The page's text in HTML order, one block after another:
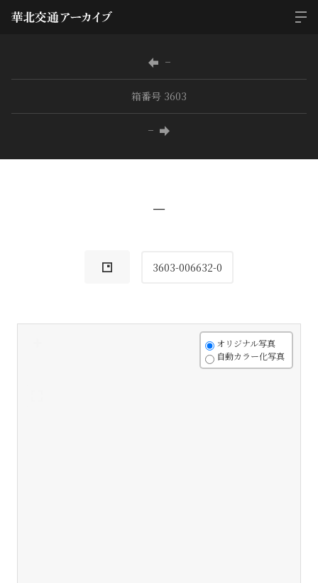
−
箱番号 3603
−
−
3603-006632-0
オリジナル写真
自動カラー化写真